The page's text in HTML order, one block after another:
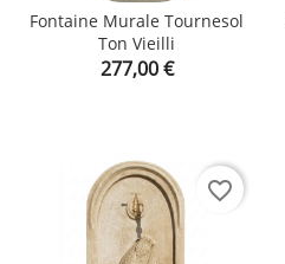
Fontaine Murale Tournesol
Ton Vieilli
Prix
277,00 €
favorite_border